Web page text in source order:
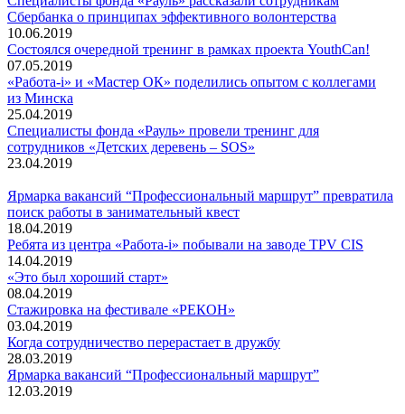
Сбербанка о принципах эффективного волонтерства
10.06.2019
Состоялся очередной тренинг в рамках проекта YouthCan!
07.05.2019
«Работа-i» и «Мастер ОК» поделились опытом с коллегами
из Минска
25.04.2019
Специалисты фонда «Рауль» провели тренинг для
сотрудников «Детских деревень – SOS»
23.04.2019
Ярмарка вакансий “Профессиональный маршрут” превратила
поиск работы в занимательный квест
18.04.2019
Ребята из центра «Работа-i» побывали на заводе TPV CIS
14.04.2019
«Это был хороший старт»
08.04.2019
Стажировка на фестивале «РЕКОН»
03.04.2019
Когда сотрудничество перерастает в дружбу
28.03.2019
Ярмарка вакансий “Профессиональный маршрут”
12.03.2019